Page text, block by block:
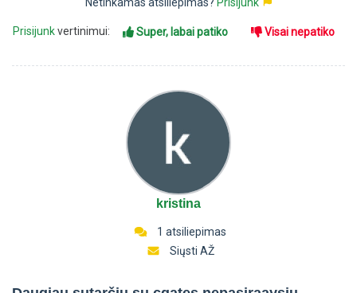
Netinkamas atsiliepimas? Prisijunk
Prisijunkvertinimui: Super, labai patiko Visai nepatiko
kristina
1 atsiliepimas
Siųsti AŽ